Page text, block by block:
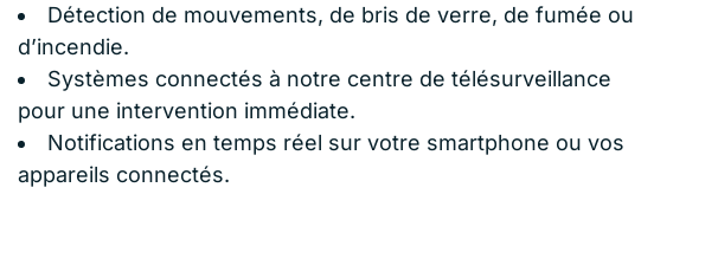
Détection de mouvements, de bris de verre, de fumée ou
d’incendie.
Systèmes connectés à notre centre de télésurveillance
pour une intervention immédiate.
Notifications en temps réel sur votre smartphone ou vos
appareils connectés.